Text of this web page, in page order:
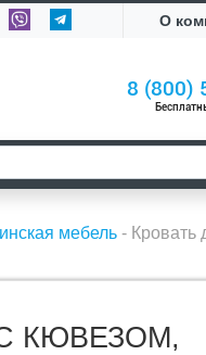
О
8 (800)
мебель -
КЮВЕЗОМ,